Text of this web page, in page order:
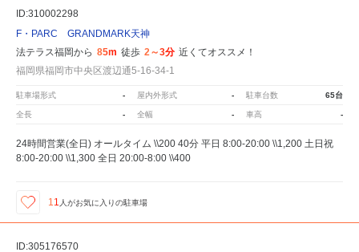
ID:310002298
F・PARC GRANDMARK天神
法テラス福岡から 85m 徒歩 2～3分 近くてオススメ！
福岡県福岡市中央区渡辺通5-16-34-1
駐車場形式 - 屋内外形式 - 駐車台数 65台
全長 - 全幅 - 車高 -
24時間営業(全日) オールタイム \\200 40分 平日 8:00-20:00 \\1,200 土日祝
8:00-20:00 \\1,300 全日 20:00-8:00 \\400
11 人がお気に入りの駐車場
ID:305176570